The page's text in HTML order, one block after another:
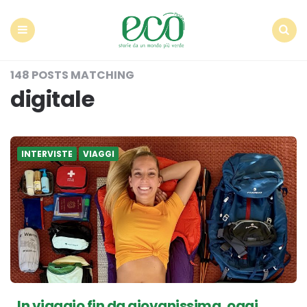
148 POSTS MATCHING
digitale
INTERVISTE VIAGGI